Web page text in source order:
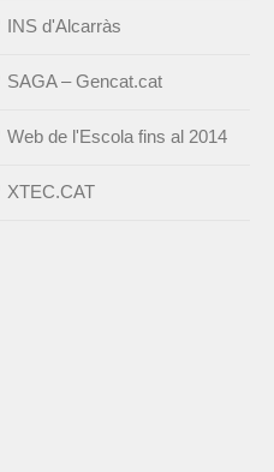
INS d'Alcarràs
SAGA – Gencat.cat
Web de l'Escola fins al 2014
XTEC.CAT